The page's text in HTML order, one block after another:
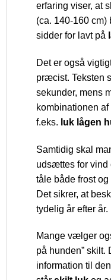
erfaring viser, at
(ca. 140-160 cm)
sidder for lavt på
Det er også
præcist. Teksten
sekunder, mens
kombinationen
f.eks. luk lågen
Samtidig skal
udsættes for vind
tåle både frost
Det sikrer, at
tydelig år efter år.
Mange vælger
på hunden” skilt.
information til